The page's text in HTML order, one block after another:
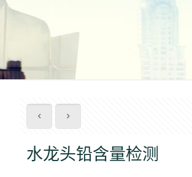
水龙头铅含量检测